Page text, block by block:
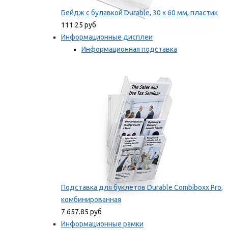
Бейдж с булавкой Durable, 30 х 60 мм, пластик
111.25 руб
Информационные дисплеи
Информационная подставка
Подставка для буклетов Durable Combiboxx Pro,
комбинированная
7 657.85 руб
Информационные рамки